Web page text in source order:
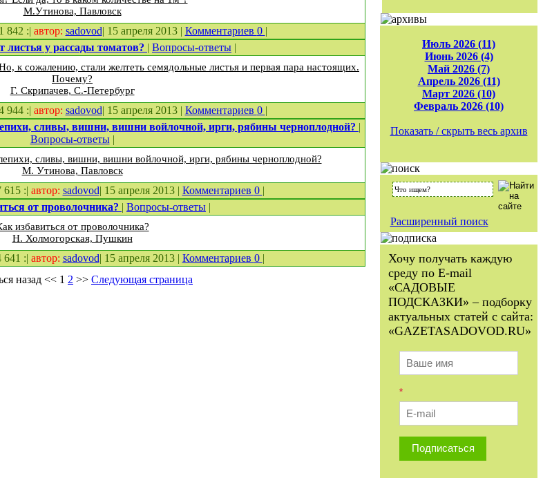
М.Утинова, Павловск
842 :| автор: sadovod| 15 апреля 2013 | Комментариев 0 |
листья у рассады томатов? | Вопросы-ответы |
к сожалению, стали желтеть семядольные листья и первая пара настоящих.
Почему?
Г. Скрипачев, С.-Петербург
944 :| автор: sadovod| 15 апреля 2013 | Комментариев 0 |
сливы, вишни, вишни войлочной, ирги, рябины черноплодной? |
Вопросы-ответы|
сливы, вишни, вишни войлочной, ирги, рябины черноплодной?
М. Утинова, Павловск
615 :| автор: sadovod| 15 апреля 2013 | Комментариев 0 |
от проволочника? | Вопросы-ответы |
избавиться от проволочника?
Н. Холмогорская, Пушкин
641 :| автор: sadovod| 15 апреля 2013 | Комментариев 0 |
назад << 1 2 >> Следующая страница
Июль 2026 (11)
Июнь 2026 (4)
Май 2026 (7)
Апрель 2026 (11)
Март 2026 (10)
Февраль 2026 (10)
Показать / скрыть весь архив
Расширенный поиск
Хочу получать каждую
среду по E-mail
«САДОВЫЕ
ПОДСКАЗКИ» – подборку
актуальных статей с сайта:
«GAZETASADOVOD.RU»
*
Подписаться